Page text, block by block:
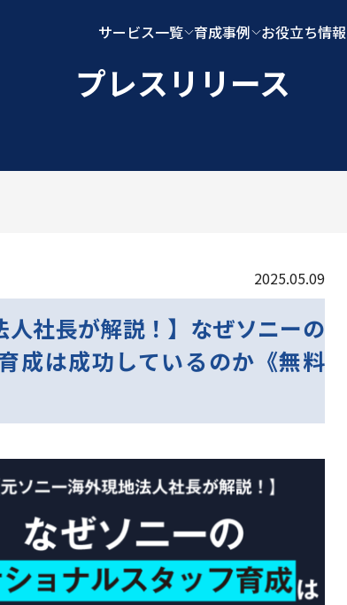
サービス一覧 育成事例 お役立ち情報
プレスリリース
2025.05.09
人社長が解説！】なぜソニーの
成は成功しているのか《無料